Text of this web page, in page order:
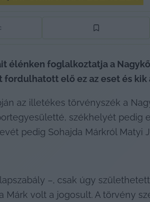
élénken foglalkoztatja a
elő ez az eset és
az illetékes törvényszék a
székhelyét pedig
pedig Sohajda Márkról Matyi
–, csak úgy
volt a jogosult. A törvény